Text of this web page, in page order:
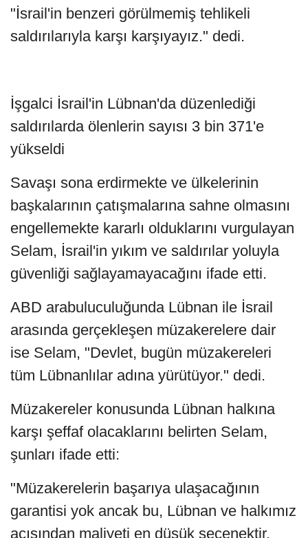
"İsrail'in benzeri görülmemiş tehlikeli
saldırılarıyla karşı karşıyayız." dedi.
İşgalci İsrail'in Lübnan'da düzenlediği
saldırılarda ölenlerin sayısı 3 bin 371'e
yükseldi
Savaşı sona erdirmekte ve ülkelerinin
başkalarının çatışmalarına sahne olmasını
engellemekte kararlı olduklarını vurgulayan
Selam, İsrail'in yıkım ve saldırılar yoluyla
güvenliği sağlayamayacağını ifade etti.
ABD arabuluculuğunda Lübnan ile İsrail
arasında gerçekleşen müzakerelere dair
ise Selam, "Devlet, bugün müzakereleri
tüm Lübnanlılar adına yürütüyor." dedi.
Müzakereler konusunda Lübnan halkına
karşı şeffaf olacaklarını belirten Selam,
şunları ifade etti:
"Müzakerelerin başarıya ulaşacağının
garantisi yok ancak bu, Lübnan ve halkımız
açısından maliyeti en düşük seçenektir.